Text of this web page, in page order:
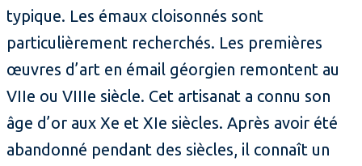
typique. Les émaux cloisonnés sont
particulièrement recherchés. Les premières
œuvres d’art en émail géorgien remontent au
VIIe ou VIIIe siècle. Cet artisanat a connu son
âge d’or aux Xe et XIe siècles. Après avoir été
abandonné pendant des siècles, il connaît un